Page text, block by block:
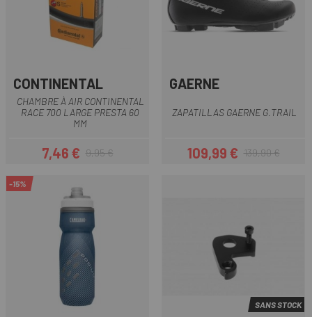
CONTINENTAL
CHAMBRE À AIR CONTINENTAL
RACE 700 LARGE PRESTA 60
MM
Prix
7,46 €Prix habituel
9,95 €
GAERNE
ZAPATILLAS GAERNE G.TRAIL
Prix
109,99 €Prix habituel
139,90 €
-15%
SANS STOCK